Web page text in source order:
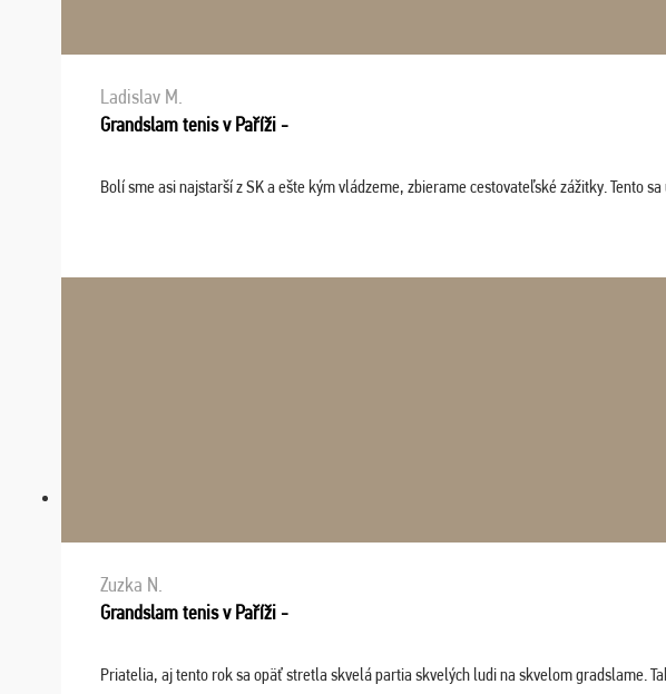
Ladislav M.
Grandslam tenis v Paříži -
Bolí sme asi najstarší z SK a ešte kým vládzeme, zbierame cestovateľské zážitky. Tento
Zuzka N.
Grandslam tenis v Paříži -
Priatelia, aj tento rok sa opäť stretla skvelá partia skvelých ludi na skvelom gradslame.